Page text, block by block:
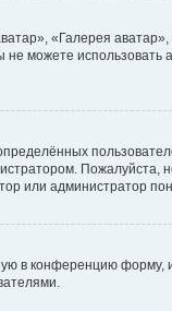
«Галерея
можете
Пожалуйста,
или администратор
в конференцию форму,